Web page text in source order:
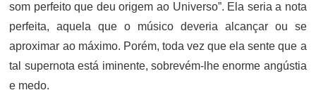
som perfeito que deu origem ao Universo”. Ela seria a nota
perfeita, aquela que o músico deveria alcançar ou se
aproximar ao máximo. Porém, toda vez que ela sente que a
tal supernota está iminente, sobrevém-lhe enorme angústia
e medo.